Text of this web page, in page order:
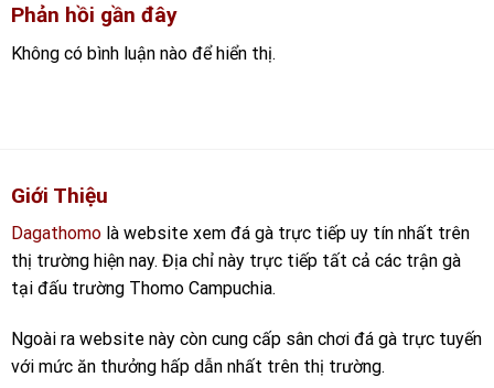
Phản hồi gần đây
Không có bình luận nào để hiển thị.
Giới Thiệu
Dagathomo là website xem đá gà trực tiếp uy tín nhất trên
thị trường hiện nay. Địa chỉ này trực tiếp tất cả các trận gà
tại đấu trường Thomo Campuchia.
Ngoài ra website này còn cung cấp sân chơi đá gà trực tuyến
với mức ăn thưởng hấp dẫn nhất trên thị trường.